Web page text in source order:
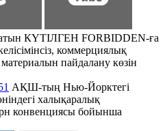
КҮТІЛГЕН FORBIDDEN-ға
коммерциялық
пайдалану көзін
АҚШ-тың Нью-Йорктегі
халықаралық
конвенциясы бойынша